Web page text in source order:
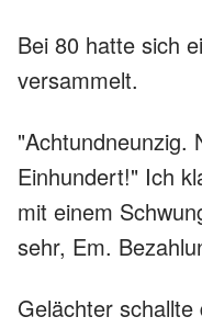
Bei 80 hatte sich
versammelt.
"Achtundneunzig.
Einhundert!" Ich
mit einem
sehr, Em.
Gelächter